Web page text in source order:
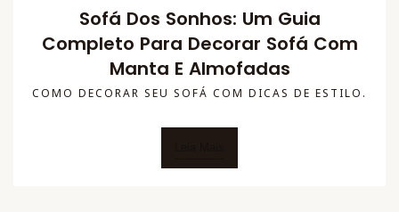
Sofá Dos Sonhos: Um Guia
Completo Para Decorar Sofá Com
Manta E Almofadas
COMO DECORAR SEU SOFÁ COM DICAS DE ESTILO.